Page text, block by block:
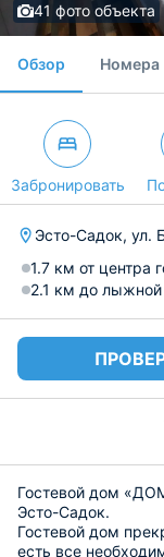
41 фото объекта
Обзор Номера
Забронировать
Эсто-Садок, ул.
1.7 км от центра
2.1 км до
Гостевой дом
Эсто-Садок.
Гостевой дом
есть все